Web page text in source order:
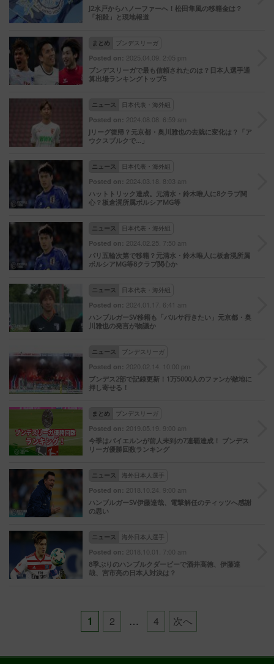
J2水戸からハノーファーへ！松田隼風の移籍金は？
「相殺」と現地報道
まとめ ブンデスリーガ
Posted on: 2025.04.09. 2:05 pm
ブンデスリーガで最も信頼されたのは？日本人選手通
算出場ランキングトップ5
ニュース 日本代表・海外組
Posted on: 2024.08.08. 6:59 am
Jリーグ復帰？元京都・奥川雅也の去就に変化は？「ア
ウクスブルクで…」
ニュース 日本代表・海外組
Posted on: 2024.03.18. 8:03 am
ハットトリック達成。元清水・鈴木唯人に8クラブ関
心？板倉滉所属ボルシアMG等
ニュース 日本代表・海外組
Posted on: 2024.02.25. 7:50 am
パリ五輪次第で移籍？元清水・鈴木唯人に板倉滉所属
ボルシアMG等8クラブ関心か
ニュース 日本代表・海外組
Posted on: 2024.01.17. 6:41 am
ハンブルガーSV移籍も「バルサ行きたい」元京都・奥
川雅也の発言が物議か
ニュース ブンデスリーガ
Posted on: 2020.02.14. 10:00 pm
ブンデス2部で記録更新！1万5000人のファンが敵地に
押し寄せる！
まとめ ブンデスリーガ
Posted on: 2019.05.19. 9:00 am
今季はバイエルンが前人未到の7連覇達成！ ブンデス
リーガ優勝回数ランキング
ニュース 海外日本人選手
Posted on: 2018.10.24. 9:00 am
ハンブルガーSV伊藤達哉、電撃解任のティッツへ感謝
の思い
ニュース 海外日本人選手
Posted on: 2018.10.01. 7:00 am
8季ぶりのハンブルクダービーで酒井高徳、伊藤達
哉、宮市亮の日本人対決は？
Posts
pagination
1 2 … 4 次へ